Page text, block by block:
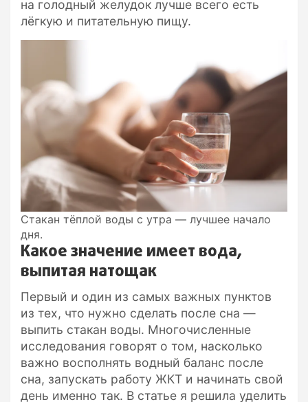
на голодный желудок лучше всего есть
лёгкую и питательную пищу.
Стакан тёплой воды с утра — лучшее начало
дня.
Какое значение имеет вода,
выпитая натощак
Первый и один из самых важных пунктов
из тех, что нужно сделать после сна —
выпить стакан воды. Многочисленные
исследования говорят о том, насколько
важно восполнять водный баланс после
сна, запускать работу ЖКТ и начинать свой
день именно так. В статье я решила уделить